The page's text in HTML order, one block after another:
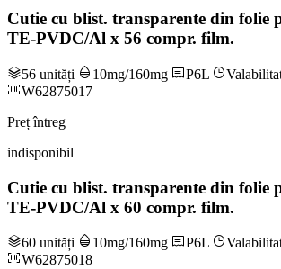
Cutie cu blist. transparente din folie
TE-PVDC/Al x 56 compr. film.
56 unități 10mg/160mg P6L
W62875017
Preț întreg
indisponibil
Cutie cu blist. transparente din folie
TE-PVDC/Al x 60 compr. film.
60 unități 10mg/160mg P6L
W62875018